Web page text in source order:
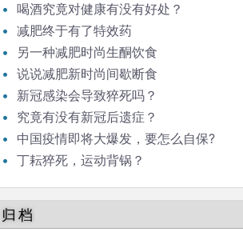
喝酒究竟对健康有没有好处？
减肥终于有了特效药
另一种减肥时尚生酮饮食
说说减肥新时尚间歇断食
新冠感染会导致猝死吗？
究竟有没有新冠后遗症？
中国疫情即将大爆发，要怎么自保?
丁耘猝死，运动背锅？
归档